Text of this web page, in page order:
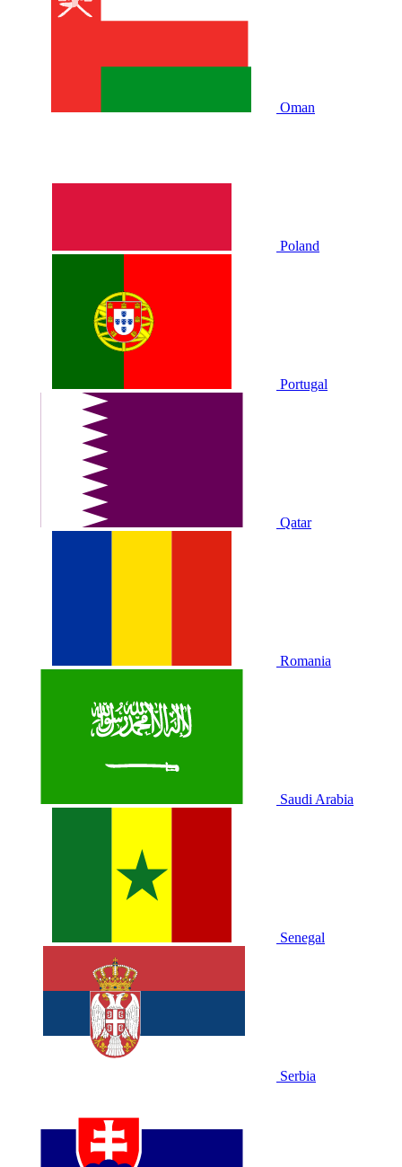
Oman
Poland
Portugal
Qatar
Romania
Saudi Arabia
Senegal
Serbia